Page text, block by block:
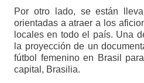
Por otro lado, se están
orientadas a atraer a los
locales en todo el país. Una
la proyección de un
fútbol femenino en Brasil
capital, Brasilia.